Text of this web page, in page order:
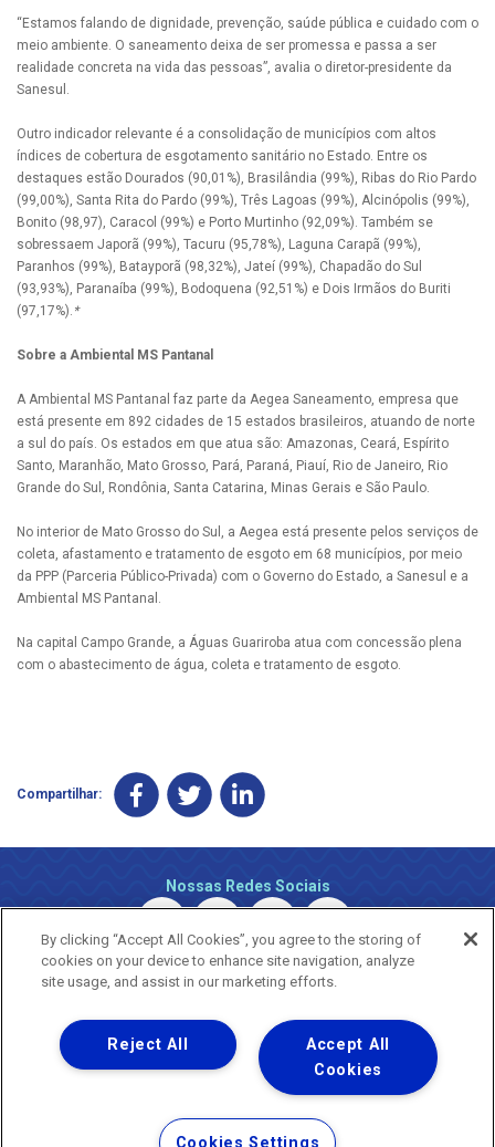
“Estamos falando de dignidade, prevenção, saúde pública e cuidado com o
meio ambiente. O saneamento deixa de ser promessa e passa a ser
realidade concreta na vida das pessoas”, avalia o diretor-presidente da
Sanesul.
Outro indicador relevante é a consolidação de municípios com altos
índices de cobertura de esgotamento sanitário no Estado. Entre os
destaques estão Dourados (90,01%), Brasilândia (99%), Ribas do Rio Pardo
(99,00%), Santa Rita do Pardo (99%), Três Lagoas (99%), Alcinópolis (99%),
Bonito (98,97), Caracol (99%) e Porto Murtinho (92,09%). Também se
sobressaem Japorã (99%), Tacuru (95,78%), Laguna Carapã (99%),
Paranhos (99%), Batayporã (98,32%), Jateí (99%), Chapadão do Sul
(93,93%), Paranaíba (99%), Bodoquena (92,51%) e Dois Irmãos do Buriti
(97,17%). *
Sobre a Ambiental MS Pantanal
A Ambiental MS Pantanal faz parte da Aegea Saneamento, empresa que
está presente em 892 cidades de 15 estados brasileiros, atuando de norte
a sul do país. Os estados em que atua são: Amazonas, Ceará, Espírito
Santo, Maranhão, Mato Grosso, Pará, Paraná, Piauí, Rio de Janeiro, Rio
Grande do Sul, Rondônia, Santa Catarina, Minas Gerais e São Paulo.
No interior de Mato Grosso do Sul, a Aegea está presente pelos serviços de
coleta, afastamento e tratamento de esgoto em 68 municípios, por meio
da PPP (Parceria Público-Privada) com o Governo do Estado, a Sanesul e a
Ambiental MS Pantanal.
Na capital Campo Grande, a Águas Guariroba atua com concessão plena
com o abastecimento de água, coleta e tratamento de esgoto.
Compartilhar:
Nossas Redes Sociais
Uma empresa
Copyright ® 2026 - Todos os Direitos Reservados.
Nossa natureza movimenta a vida
Termos Gerais de Uso de Sites e Aplicativos
By clicking “Accept All Cookies”, you agree to the storing of
cookies on your device to enhance site navigation, analyze
site usage, and assist in our marketing efforts.
Accept All
Cookies
Reject All
Cookies Settings